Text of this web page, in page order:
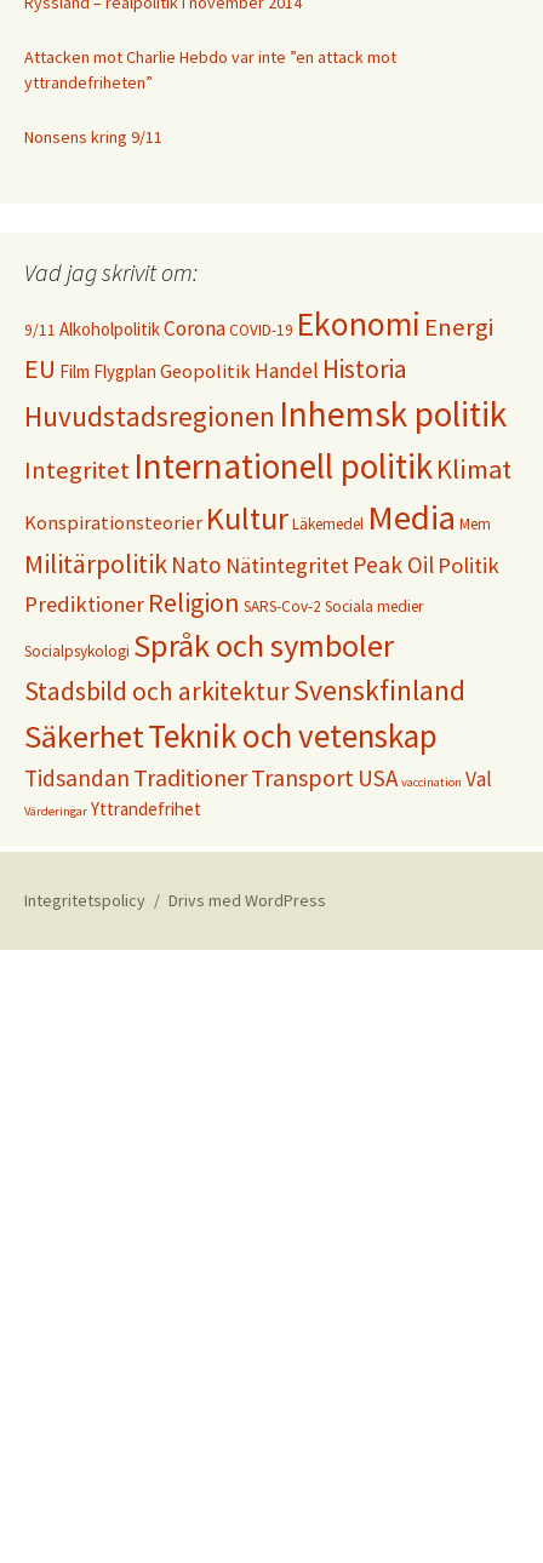
Attacken mot Charlie Hebdo var inte ”en attack mot
yttrandefriheten”
Nonsens kring 9/11
Vad jag skrivit om:
9/11 AlkoholpolitikCoronaCOVID-19 Ekonomi Energi
EU Film Flygplan Geopolitik Handel Historia
Huvudstadsregionen Inhemsk politik
Integritet Internationell politikKlimat
Konspirationsteorier KulturLäkemedel Media Mem
Militärpolitik Nato Nätintegritet Peak Oil Politik
Prediktioner Religion SARS-Cov-2 Sociala medier
Socialpsykologi Språk och symboler
Stadsbild och arkitekturSvenskfinland
SäkerhetTeknik och vetenskap
Tidsandan TraditionerTransport USA vaccination Val
Värderingar Yttrandefrihet
Integritetspolicy Drivs med WordPress